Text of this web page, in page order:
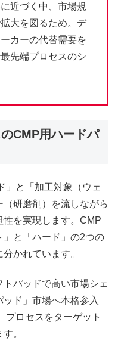
近づく中、市場規
大を図るため。デ
カーの代替需要を
先端プロセスのシ
CMP用ハードパ
と「加工対象（ウェ
研磨剤）を流しながら
を実現します。CMP
と「ハード」の2つの
かれています。
パッドで高い市場シェ
ド」市場へ本格参入
プロセスをターゲット
。